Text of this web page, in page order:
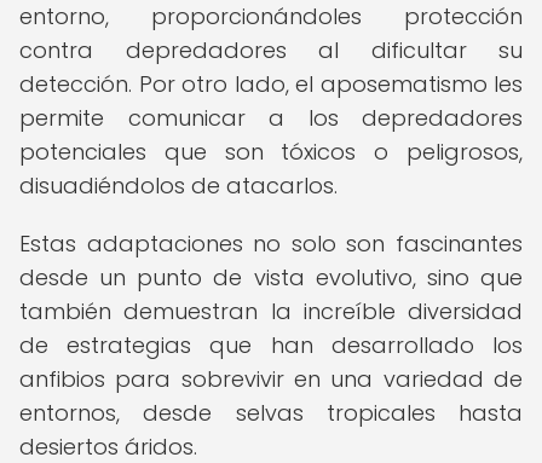
entorno, proporcionándoles protección
contra depredadores al dificultar su
detección. Por otro lado, el aposematismo les
permite comunicar a los depredadores
potenciales que son tóxicos o peligrosos,
disuadiéndolos de atacarlos.
Estas adaptaciones no solo son fascinantes
desde un punto de vista evolutivo, sino que
también demuestran la increíble diversidad
de estrategias que han desarrollado los
anfibios para sobrevivir en una variedad de
entornos, desde selvas tropicales hasta
desiertos áridos.